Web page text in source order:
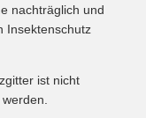
nachträglich und
Insektenschutz
ist nicht